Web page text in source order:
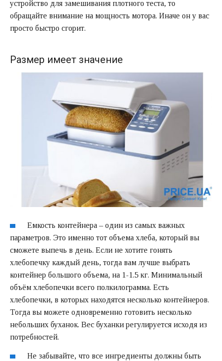
устройство для замешивания плотного теста, то
обращайте внимание на мощность мотора. Иначе он у вас
просто быстро сгорит.
Размер имеет значение
Емкость контейнера – один из самых важных
параметров. Это именно тот объема хлеба, который вы
сможете выпечь в день. Если не хотите гонять
хлебопечку каждый день, тогда вам лучше выбрать
контейнер большого объема, на 1-1.5 кг. Минимальный
объём хлебопечки всего полкилограмма. Есть
хлебопечки, в которых находятся несколько контейнеров.
Тогда вы можете одновременно готовить несколько
небольших буханок. Вес буханки регулируется исходя из
потребностей.
Не забывайте, что все ингредиенты должны быть